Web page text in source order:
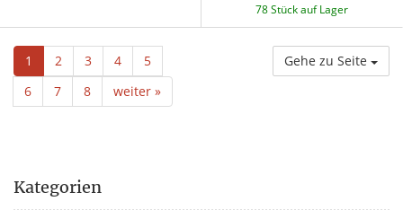
78 Stück auf Lager
1 2 3 4
5
6
7 8 weiter »
Gehe zu Seite
Kategorien